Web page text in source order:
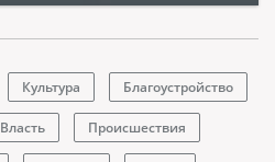
Культура Благоустройство
Власть Происшествия